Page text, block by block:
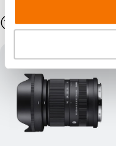
S-ar putea să-ți